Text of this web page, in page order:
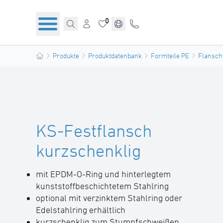
0
Produkte Produktdatenbank Formteile PE
KS-Festflansch
kurzschenklig
mit EPDM-O-Ring und hinterlegtem
kunststoffbeschichtetem Stahlring
optional mit verzinktem Stahlring oder
Edelstahlring erhältlich